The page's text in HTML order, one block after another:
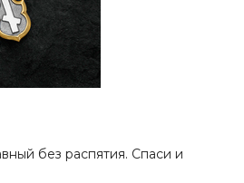
без распятия. Спаси и